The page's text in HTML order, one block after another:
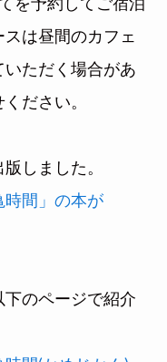
を予約してご宿泊
は昼間のカフェ
ただく場合があ
ださい。
しました。
時間」の本が
のページで紹介